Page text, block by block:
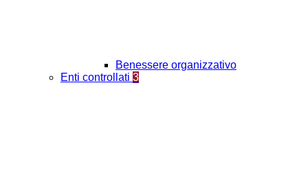
Benessere organizzativo
Enti controllati 3